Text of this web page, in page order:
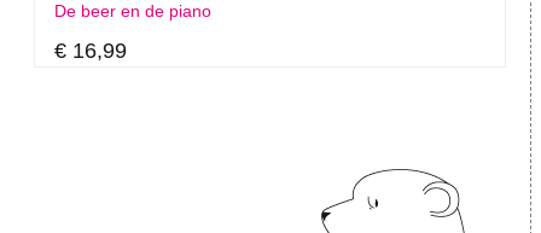
De beer en de piano
€ 16,99